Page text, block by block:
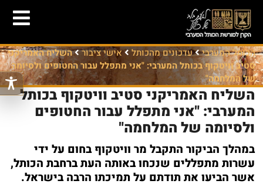
הכותל המערבי עדכונים מהכותל אישי ציבור
השליח האמריקני
סטיב וויטקוף בכותל המערבי: "אני מתפלל עבור החטופים ולסיומה
של המלחמה"
השליח האמריקני סטיב וויטקוף בכותל
המערבי: "אני מתפלל עבור החטופים
ולסיומה של המלחמה"
במהלך הביקור התקבל מר וויטקוף בחום על ידי
עשרות מתפללים שנכחו באותה העת ברחבת הכותל,
אשר הביעו את תודתם על תמיכתו הרבה בישראל.